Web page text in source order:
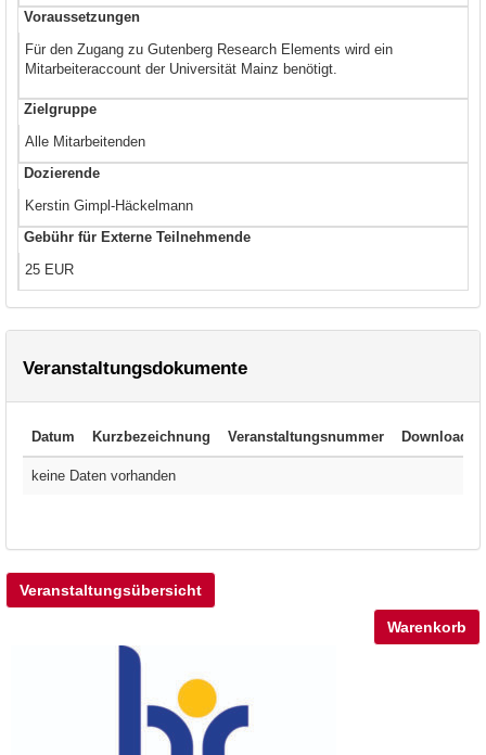
Voraussetzungen
Für den Zugang zu Gutenberg Research Elements wird ein
Mitarbeiteraccount der Universität Mainz benötigt.
Zielgruppe
Alle Mitarbeitenden
Dozierende
Kerstin Gimpl-Häckelmann
Gebühr für Externe Teilnehmende
25 EUR
Veranstaltungsdokumente
Datum Kurzbezeichnung Veranstaltungsnummer Download
keine Daten vorhanden
Veranstaltungsübersicht
Warenkorb